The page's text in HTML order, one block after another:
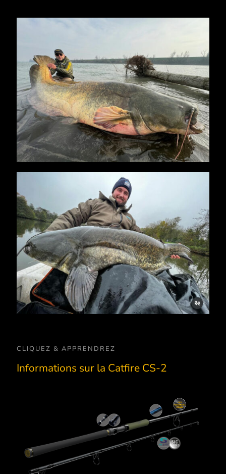
CLIQUEZ & APPRENDREZ
Informations sur la Catfire CS-2
Porte-moulinet DPSCamou silure
Nous concevons les cannes
uniquement avec les meilleures
de carbone japonaises dont la
premium n’est plus à
Transformé en matériau
de haute qualité, le carbone à
Seaguide SIC:
Un anneau standard pour nos
Très stable, de construction légère
une taille parfaitement adaptée à